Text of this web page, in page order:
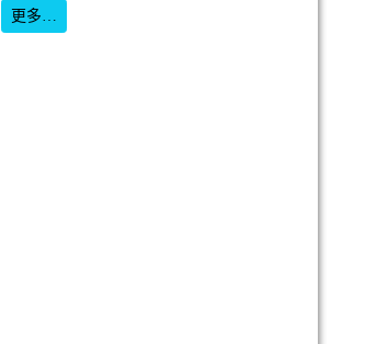
更多…